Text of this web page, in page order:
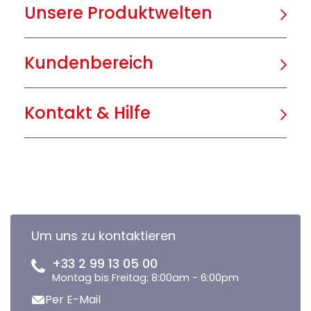
Unsere Produktwelten
Kundenbereich
Kontakt & Hilfe
Um uns zu kontaktieren
+33 2 99 13 05 00
Montag bis Freitag: 8:00am - 6:00pm
Per E-Mail